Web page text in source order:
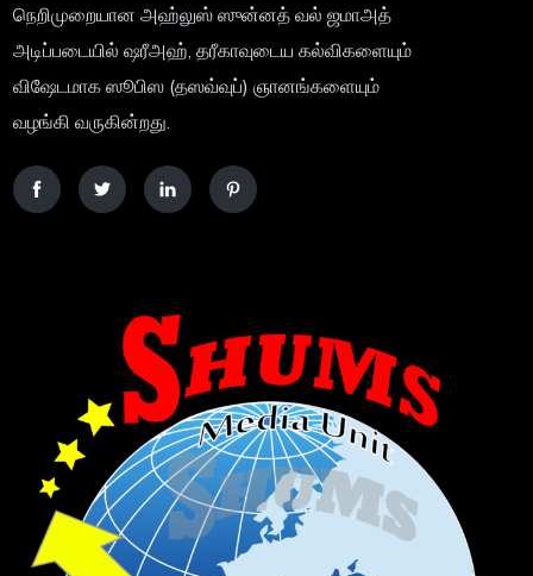
நெறிமுறையான அஹ்லுஸ் ஸுன்னத் வல் ஜமாஅத்
அடிப்படையில் ஷரீஅஹ், தரீகாவுடைய கல்விகளையும்
விஷேடமாக ஸூபிஸ (தஸவ்வுப்) ஞானங்களையும்
வழங்கி வருகின்றது.